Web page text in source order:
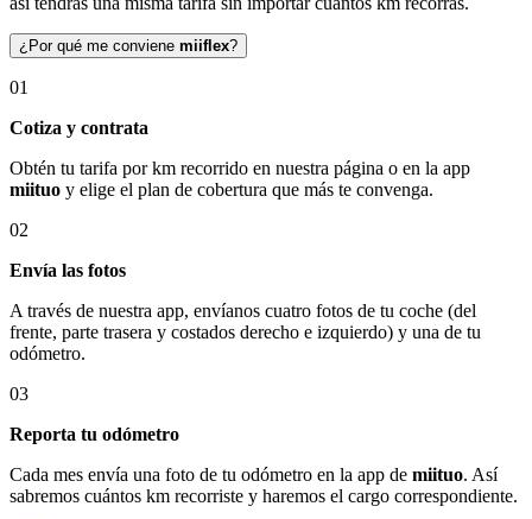
¿Por qué me conviene miiflex?
01
Cotiza y contrata
Obtén tu tarifa por km recorrido en nuestra página o en la app
miituo y elige el plan de cobertura que más te convenga.
02
Envía las fotos
A través de nuestra app, envíanos cuatro fotos de tu coche (del
frente, parte trasera y costados derecho e izquierdo) y una de tu
odómetro.
03
Reporta tu odómetro
Cada mes envía una foto de tu odómetro en la app de miituo. Así
sabremos cuántos km recorriste y haremos el cargo correspondiente.